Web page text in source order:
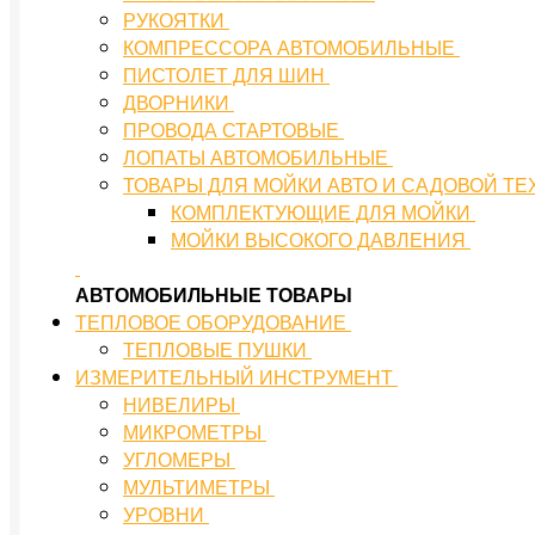
РУКОЯТКИ
КОМПРЕССОРА АВТОМОБИЛЬНЫЕ
ПИСТОЛЕТ ДЛЯ ШИН
ДВОРНИКИ
ПРОВОДА СТАРТОВЫЕ
ЛОПАТЫ АВТОМОБИЛЬНЫЕ
ТОВАРЫ ДЛЯ МОЙКИ АВТО И САДОВОЙ
КОМПЛЕКТУЮЩИЕ ДЛЯ МОЙКИ
МОЙКИ ВЫСОКОГО ДАВЛЕНИЯ
АВТОМОБИЛЬНЫЕ ТОВАРЫ
ТЕПЛОВОЕ ОБОРУДОВАНИЕ
ТЕПЛОВЫЕ ПУШКИ
ИЗМЕРИТЕЛЬНЫЙ ИНСТРУМЕНТ
НИВЕЛИРЫ
МИКРОМЕТРЫ
УГЛОМЕРЫ
МУЛЬТИМЕТРЫ
УРОВНИ